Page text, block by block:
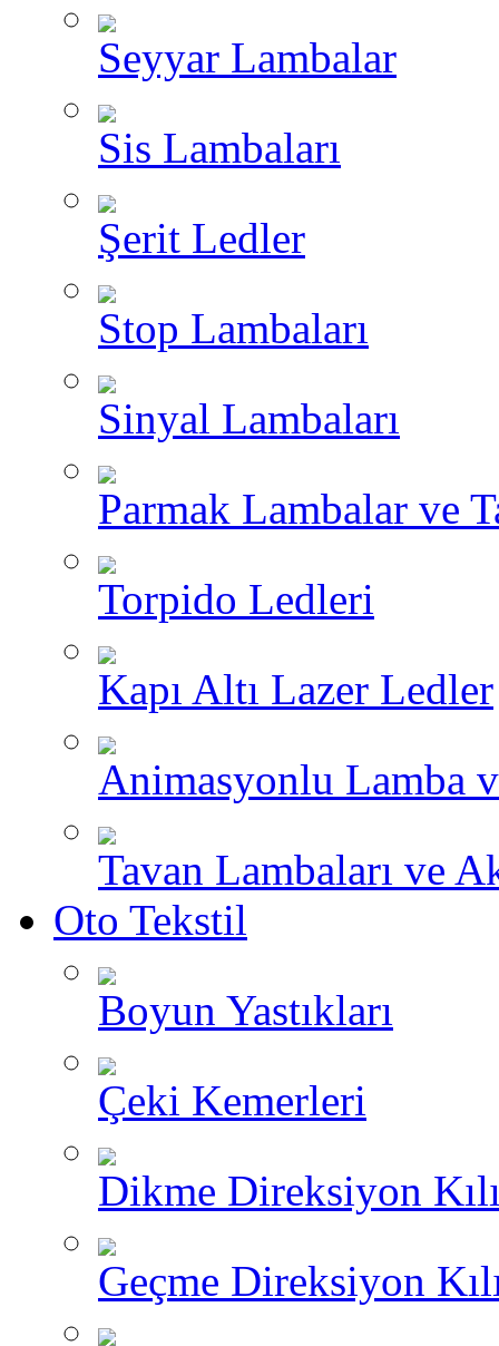
Seyyar Lambalar
Sis Lambaları
Şerit Ledler
Stop Lambaları
Sinyal Lambaları
Parmak Lambalar ve
Torpido Ledleri
Kapı Altı Lazer Ledler
Animasyonlu Lamba
Tavan Lambaları ve
Oto Tekstil
Boyun Yastıkları
Çeki Kemerleri
Dikme Direksiyon
Geçme Direksiyon